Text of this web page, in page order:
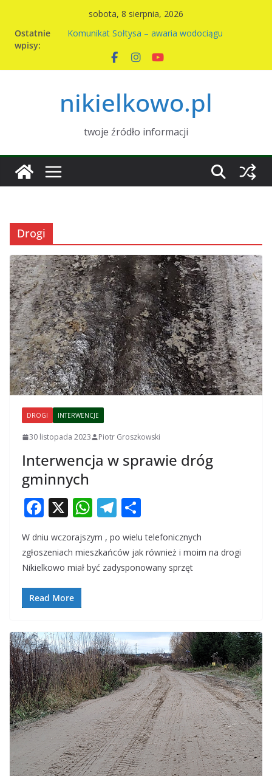
treści
sobota, 8 sierpnia, 2026
Ostatnie
wpisy:
Komunikat Sołtysa – awaria wodociągu
Nikielkowie na 2026r
Kiermasz ciast na rzecz parafii
Wymiana nasion w Nikielkowie
nikielkowo.pl
twoje źródło informacji
Drogi
DROGI INTERWENCJE
30 listopada 2023 Piotr Groszkowski
Interwencja w sprawie dróg
gminnych
F
e
b
o
o
X W
at
s
T
e
gr
ar
e
W dniu wczorajszym , po wielu telefonicznych
zgłoszeniach mieszkańców jak również i moim na drogi
Nikielkowo miał być zadysponowany sprzęt
Read More